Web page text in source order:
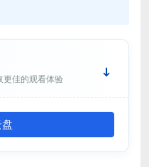
更佳的观看体验
盘